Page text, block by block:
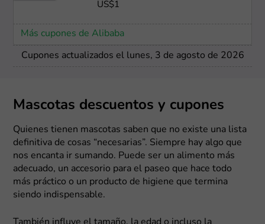
US$1
Más cupones de Alibaba
Cupones actualizados el lunes, 3 de agosto de 2026
Mascotas descuentos y cupones
Quienes tienen mascotas saben que no existe una lista
definitiva de cosas “necesarias”. Siempre hay algo que
nos encanta ir sumando. Puede ser un alimento más
adecuado, un accesorio para el paseo que hace todo
más práctico o un producto de higiene que termina
siendo indispensable.